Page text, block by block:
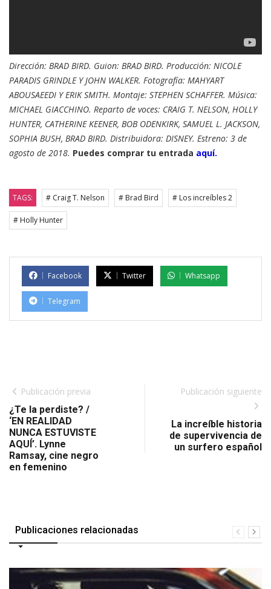
Dirección: BRAD BIRD. Guion: BRAD BIRD. Producción: NICOLE
PARADIS GRINDLE Y JOHN WALKER. Fotografía: MAHYART
ABOUSAEEDI Y ERIK SMITH. Montaje: STEPHEN SCHAFFER. Música:
MICHAEL GIACCHINO. Reparto de voces: CRAIG T. NELSON, HOLLY
HUNTER, CATHERINE KEENER, BOB ODENKIRK, SAMUEL L. JACKSON,
SOPHIA BUSH, BRAD BIRD. Distribuidora: DISNEY. Estreno: 3 de
agosto de 2018. Puedes comprar tu entrada aquí.
TAGS: # Craig T. Nelson # Brad Bird # Los increíbles 2
# Holly Hunter
Facebook Twitter Whatsapp
Telegram
Publicación previa
¿Te la perdiste? /
‘EN REALIDAD
NUNCA ESTUVISTE
AQUÍ’. Lynne
Ramsay, cine negro
en femenino
Publicación siguiente
La increíble historia
de supervivencia de
un surfero español
Publicaciones relacionadas